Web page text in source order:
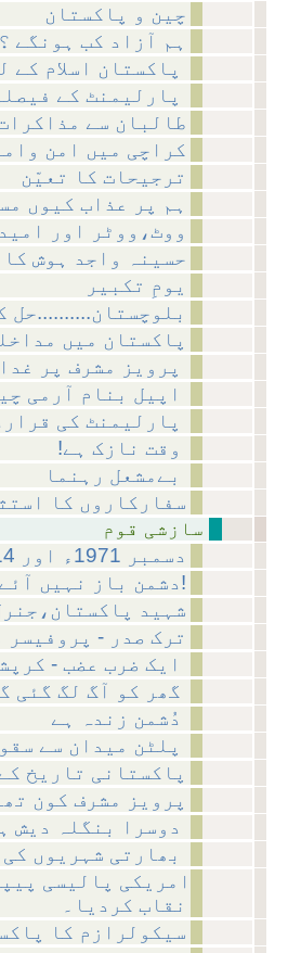
چین و پاکستان
ہم آزاد کب ہونگے ؟
طالبان سے
کراچی میں امن
ترجیحات کا تعیّن
ہم پر عذاب کیوں
ووٹ،ووٹر اور
حسینہ واجد ہوش
یومِ تکبیر
بلوچستان..........حل
پاکستان میں
سفارکاروں کا
16 دسمبر 1971ء اور 2014ء
دشمن باز نہیں آئے گا!
شہید
ترک صدر - پروفیسر
پاکستانی تاریخ
پرویز مشرف کون
امریکی پالیسی
نقاب کردیا۔
سیکولرازم کا